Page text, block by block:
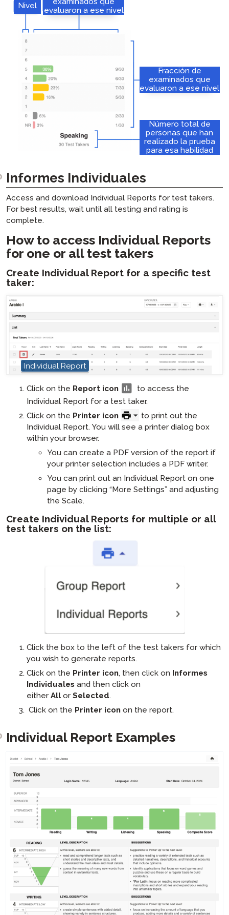
Nivel
evaluaron a ese nivel
Fracción de
examinados que
evaluaron a ese nivel
Número total de
personas que han
realizado la prueba
para esa habilidad
Informes Individuales
Access and download Individual Reports for test takers.
For best results, wait until all testing and rating is
complete.
How to access Individual Reports
for one or all test takers
Create Individual Report for a specific test
taker:
hotspot
Individual Report
Click on the Report icon
to access the
Individual Report for a test taker.
Click on the Printer icon
to print out the
Individual Report. You will see a printer dialog box
within your browser.
You can create a PDF version of the report if
your printer selection includes a PDF writer.
You can print out an Individual Report on one
page by clicking “More Settings” and adjusting
the Scale.
Create Individual Reports for multiple or all
test takers on the list:
Click the box to the left of the test takers for which
you wish to generate reports.
Click on the Printer icon, then click on Informes
Individuales and then click on
either All or Selected.
Click on the Printer icon on the report.
Individual Report Examples